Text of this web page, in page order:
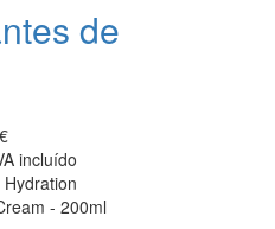
de
incluído
- 200ml